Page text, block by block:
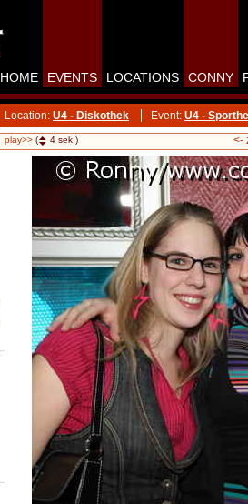
HOME EVENTS LOCATIONS CONNY
Location: U4 - Diskothek Event: U4 -
play>> ( 4 sek.) <-